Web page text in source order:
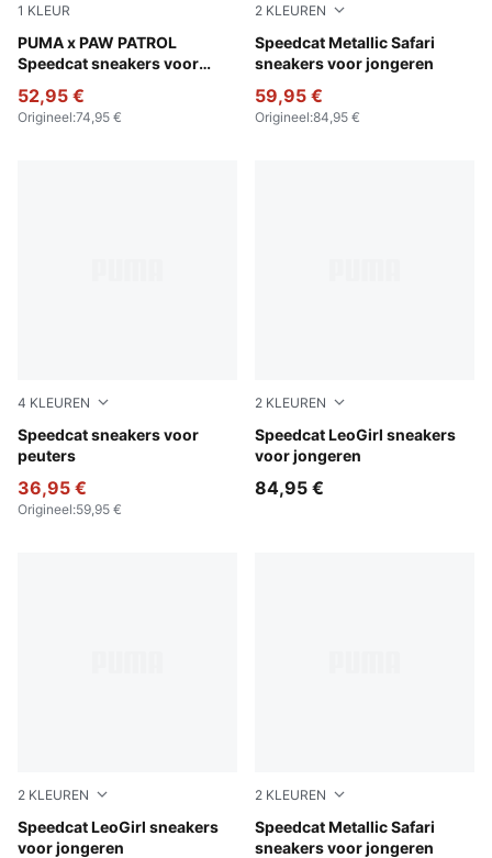
1 KLEUR
PUMA x PAW PATROL
Speedcat sneakers voor
PUMA Black-For All Time Red
52,95 €
Origineel:74,95 €
2 KLEUREN
Speedcat Metallic Safari
sneakers voor jongeren
PUMA Black-PUMA Silver
59,95 €
Origineel:84,95 €
4 KLEUREN
Speedcat sneakers voor
peuters
PUMA Black-Pelé Yellow
36,95 €
Origineel:59,95 €
2 KLEUREN
Speedcat LeoGirl sneakers
voor jongeren
Gray Echo-PUMA Silver
84,95 €
2 KLEUREN
Speedcat LeoGirl sneakers
voor jongeren
Matte Bronze-PUMA Gold
2 KLEUREN
Speedcat Metallic Safari
sneakers voor jongeren
Alpine Snow-PUMA Silver